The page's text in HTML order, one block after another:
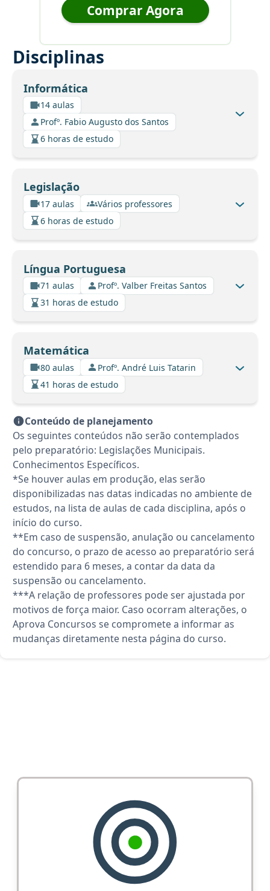
Comprar Agora
Disciplinas
Informática
14 aulas
Profº. Fabio Augusto dos Santos
6 horas de estudo
Legislação
17 aulas
Vários professores
6 horas de estudo
Língua Portuguesa
71 aulas
Profº. Valber Freitas Santos
31 horas de estudo
Matemática
80 aulas
Profº. André Luis Tatarin
41 horas de estudo
Conteúdo de planejamento
Os seguintes conteúdos não serão contemplados
pelo preparatório: Legislações Municipais.
Conhecimentos Específicos.
*Se houver aulas em produção, elas serão
disponibilizadas nas datas indicadas no ambiente de
estudos, na lista de aulas de cada disciplina, após o
início do curso.
**Em caso de suspensão, anulação ou cancelamento
do concurso, o prazo de acesso ao preparatório será
estendido para 6 meses, a contar da data da
suspensão ou cancelamento.
***A relação de professores pode ser ajustada por
motivos de força maior. Caso ocorram alterações, o
Aprova Concursos se compromete a informar as
mudanças diretamente nesta página do curso.